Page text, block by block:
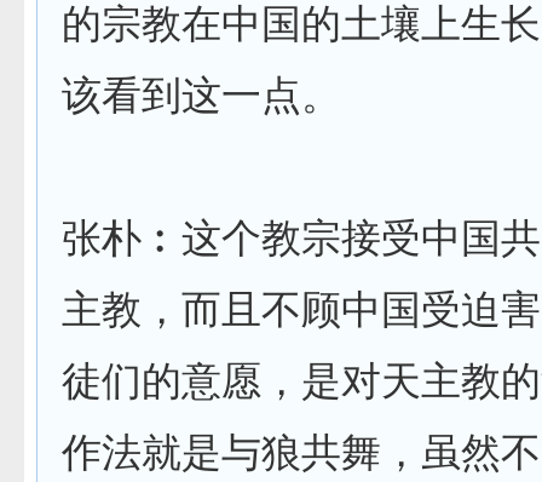
的宗教在中国的土壤上生
该看到这一点。
张朴︰这个教宗接受中国
主教，而且不顾中国受迫
徒们的意愿，是对天主教
作法就是与狼共舞，虽然